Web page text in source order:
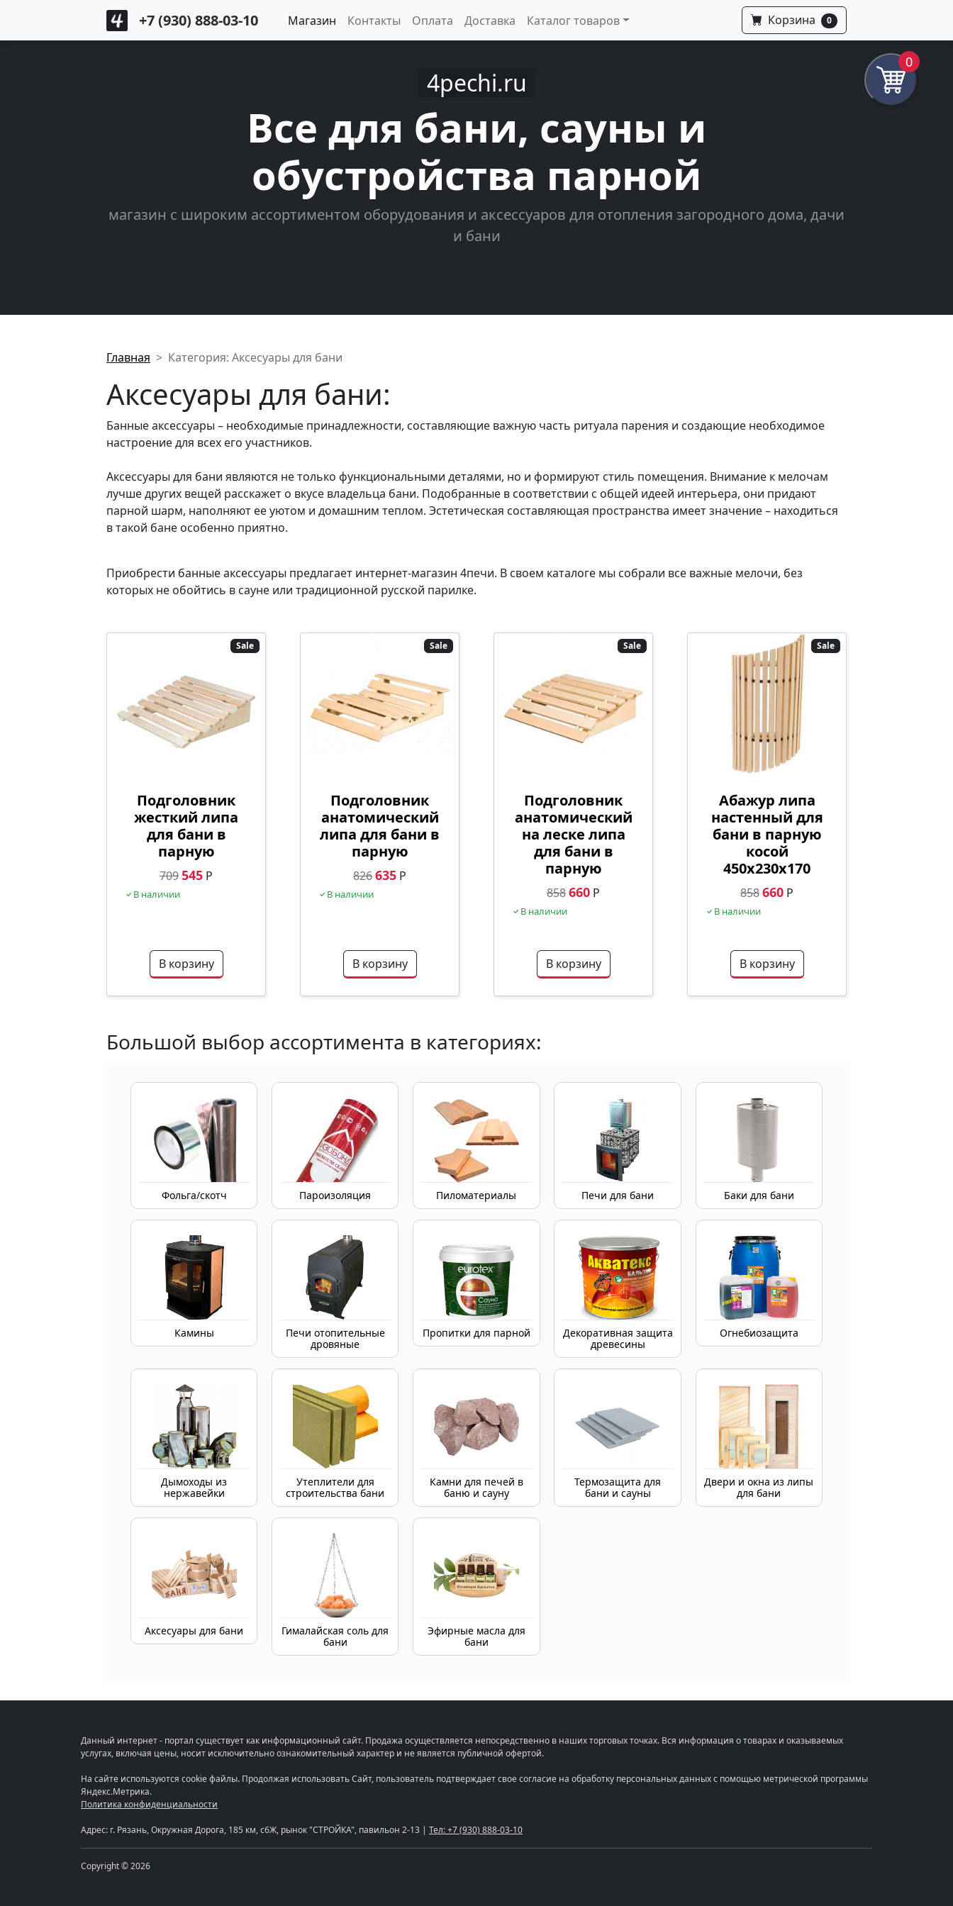
+7 (930) 888-03-10 Магазин Контакты Оплата Доставка Каталог товаров Корзина 0
4pechi.ru
Все для бани, сауны и
обустройства парной
магазин с широким ассортиментом оборудования и аксессуаров для отопления загородного дома, дачи
и бани
Главная Категория: Аксесуары для бани
Аксесуары для бани:
Банные аксессуары – необходимые принадлежности, составляющие важную часть ритуала парения и создающие необходимое
настроение для всех его участников.
Аксессуары для бани являются не только функциональными деталями, но и формируют стиль помещения. Внимание к мелочам
лучше других вещей расскажет о вкусе владельца бани. Подобранные в соответствии с общей идеей интерьера, они придают
парной шарм, наполняют ее уютом и домашним теплом. Эстетическая составляющая пространства имеет значение – находиться
в такой бане особенно приятно.
Приобрести банные аксессуары предлагает интернет-магазин 4печи. В своем каталоге мы собрали все важные мелочи, без
которых не обойтись в сауне или традиционной русской парилке.
Sale
Подголовник
жесткий липа
для бани в
парную
709545 Р
В наличии
В корзину
Sale
Подголовник
анатомический
липа для бани в
парную
826635 Р
В наличии
В корзину
Sale
Подголовник
анатомический
на леске липа
для бани в
парную
858660 Р
В наличии
В корзину
Sale
Абажур липа
настенный для
бани в парную
косой
450х230х170
858660 Р
В наличии
В корзину
Большой выбор ассортимента в категориях:
Фольга/скотч Пароизоляция Пиломатериалы Печи для бани Баки для бани
Камины
Печи отопительные
дровяные
Пропитки для парной
Декоративная защита
древесины
Огнебиозащита
Дымоходы из
нержавейки
Утеплители для
строительства бани
Камни для печей в
баню и сауну
Термозащита для
бани и сауны
Двери и окна из липы
для бани
Аксесуары для бани
Гималайская соль для
бани
Эфирные масла для
бани
Данный интернет - портал существует как информационный сайт. Продажа осуществляется непосредственно в наших торговых точках. Вся информация о товарах и оказываемых
услугах, включая цены, носит исключительно ознакомительный характер и не является публичной офертой.
На сайте используются cookie файлы. Продолжая использовать Сайт, пользователь подтверждает свое согласие на обработку персональных данных с помощью метрической программы
Яндекс.Метрика.
Политика конфиденциальности
Адрес: г. Рязань, Окружная Дорога, 185 км, с6Ж, рынок "СТРОЙКА", павильон 2-13 | Тел: +7 (930) 888-03-10
Copyright © 2026
0